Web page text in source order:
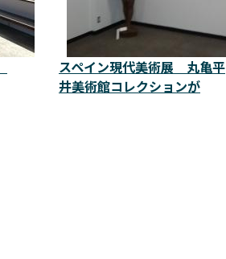
スペイン現代美術展 丸亀平
井美術館コレクションが